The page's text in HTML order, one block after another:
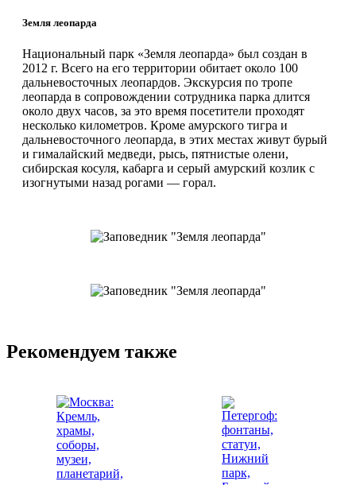
Земля леопарда
Национальный парк «Земля леопарда» был создан в
2012 г. Всего на его территории обитает около 100
дальневосточных леопардов. Экскурсия по тропе
леопарда в сопровождении сотрудника парка длится
около двух часов, за это время посетители проходят
несколько километров. Кроме амурского тигра и
дальневосточного леопарда, в этих местах живут бурый
и гималайский медведи, рысь, пятнистые олени,
сибирская косуля, кабарга и серый амурский козлик с
изогнутыми назад рогами — горал.
Рекомендуем также